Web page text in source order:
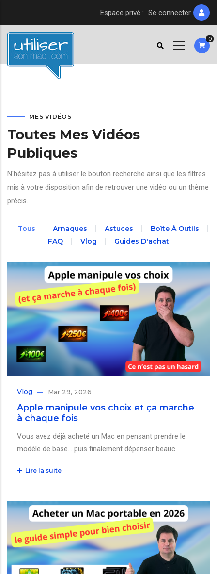
contenu
principal
Espace privé : Se connecter
0
MES VIDÉOS
Toutes Mes Vidéos
Publiques
N'hésitez pas à utiliser le bouton recherche ainsi que les filtres
mis à votre disposition afin de retrouver une vidéo ou un thème
précis.
Tous Arnaques Astuces
Boîte À Outils
FAQ
Vlog Guides D'achat
Vlog Mar 29, 2026
Apple manipule vos choix et ça marche
à chaque fois
Vous avez déjà acheté un Mac en pensant prendre le
modèle de base… puis finalement dépenser beauc
Lire la suite